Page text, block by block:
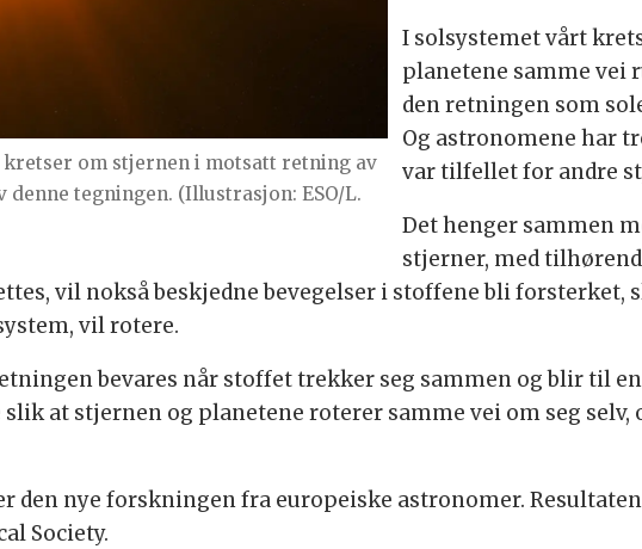
kretser om stjernen i motsatt retning av
tegningen. (Illustrasjon: ESO/L.
I solsystemet vårt
planetene samme vei
den retningen som
Og astronomene har
var tilfellet for andre
Det henger sammen
stjerner, med
vil nokså beskjedne bevegelser i stoffene bli forsterket,
vil rotere.
bevares når stoffet trekker seg sammen og blir til
at stjernen og planetene roterer samme vei om seg selv,
den nye forskningen fra europeiske astronomer.
Society.